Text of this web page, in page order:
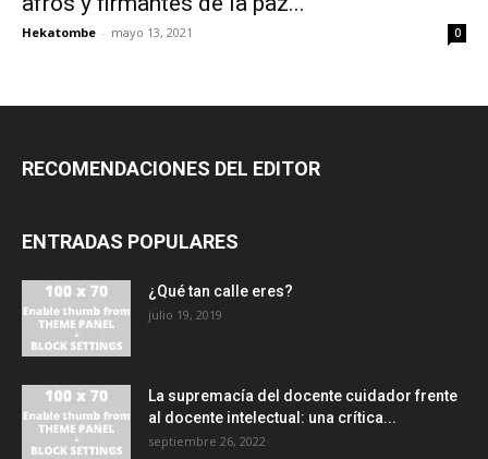
Hekatombe - mayo 13, 2021 0
RECOMENDACIONES DEL EDITOR
ENTRADAS POPULARES
¿Qué tan calle eres?
julio 19, 2019
La supremacía del docente cuidador frente
al docente intelectual: una crítica...
septiembre 26, 2022